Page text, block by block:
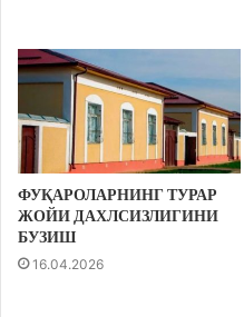
ФУҚАРОЛАРНИНГ ТУРАР
ЖОЙИ ДАХЛСИЗЛИГИНИ
БУЗИШ
16.04.2026